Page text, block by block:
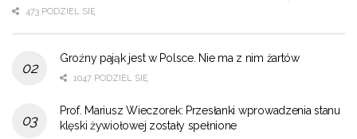
473 PODZIEL SIĘ
Groźny pająk jest w Polsce. Nie ma z nim żartów
1047 PODZIEL SIĘ
Prof. Mariusz Wieczorek: Przesłanki wprowadzenia stanu
klęski żywiołowej zostały spełnione